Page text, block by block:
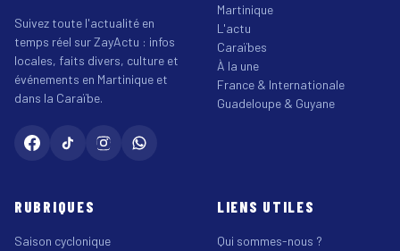
Suivez toute l'actualité en
temps réel sur ZayActu : infos
locales, faits divers, culture et
événements en Martinique et
dans la Caraïbe.
Martinique
L'actu
Caraïbes
À la une
France & Internationale
Guadeloupe & Guyane
RUBRIQUES
Saison cyclonique
LIENS UTILES
Qui sommes-nous ?